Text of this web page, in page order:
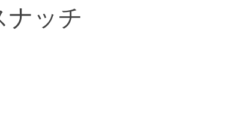
ナッチ